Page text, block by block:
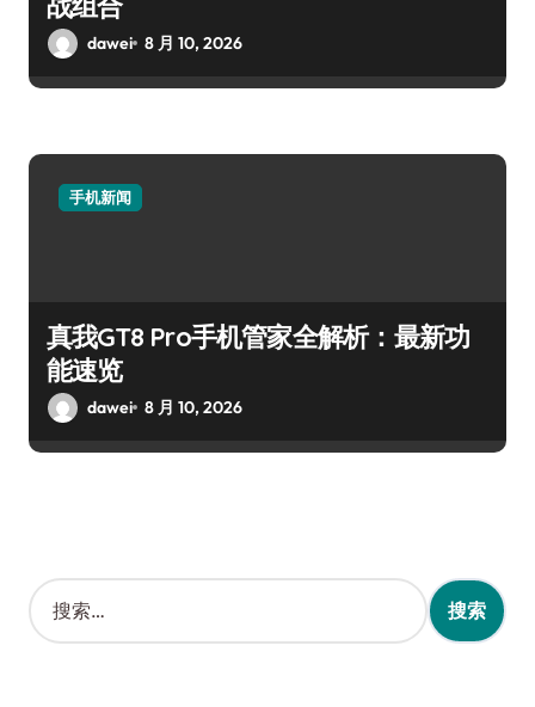
dawei 8 月 10, 2026
手机新闻
真我GT8 Pro手机管家全解析：最新功
能速览
dawei 8 月 10, 2026
搜
索
：